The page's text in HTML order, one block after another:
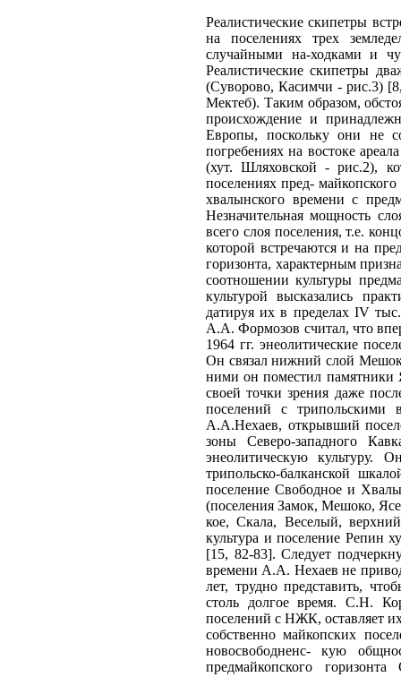
Реалистические скипетры
на поселениях трех
случайными на-ходками и
Реалистические скипетры
(Суворово, Касимчи - рис.3)
Мектеб). Таким образом,
происхождение и
Европы, поскольку они не
погребениях на востоке
(хут. Шляховской - рис.2),
поселениях пред-
хвалынского времени с
Незначительная мощность
всего слоя поселения, т.е.
которой встречаются и на
горизонта, характерным
соотношении культуры
культурой высказались
датируя их в пределах IV
А.А. Формозов считал, что
1964 гг. энеолитические
Он связал нижний слой
ними он поместил памятники
своей точки зрения даже
поселений с трипольскими
А.А.Нехаев, открывший
зоны Северо-западного
энеолитическую культуру.
трипольско-балканской
поселение Свободное и
(поселения Замок, Мешоко,
кое, Скала, Веселый,
культура и поселение Репин
[15, 82-83]. Следует
времени А.А. Нехаев не
лет, трудно представить,
столь долгое время. С.Н.
поселений с НЖК, оставляет
собственно майкопских
новосвободненс- кую
предмайкопского